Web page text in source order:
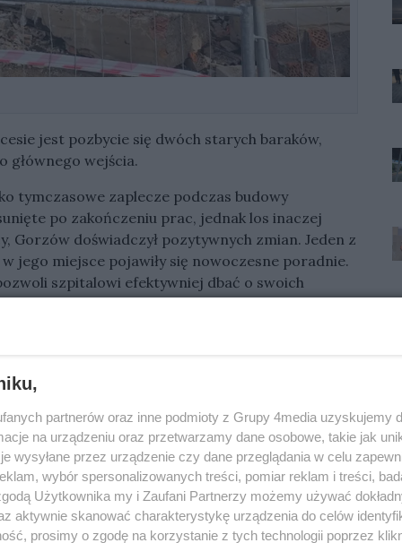
jest pozbycie się dwóch starych baraków,
głównego wejścia.
tymczasowe zaplecze podczas budowy
po zakończeniu prac, jednak los inaczej
Gorzów doświadczył pozytywnych zmian. Jeden z
jego miejsce pojawiły się nowoczesne poradnie.
szpitalowi efektywniej dbać o swoich
usług. Niebawem zniknie drugi z baraków, a
mieszkańców i odwiedzających pacjentów.
patriotyzmu
Barak, który był zapleczem budowy
głównego budynku trwał, niczym
do historii. Postanowiliśmy nie zabudowywać tego
osób odwiedzających i mieszkańców.
do gustu i je polubicie– poinformowałRobert
za pośrednictwem mediów społecznościowych.
partnerów oraz inne podmioty z Grupy 4media uzyskujemy
na urządzeniu oraz przetwarzamy dane osobowe, takie jak
wysyłane przez urządzenie czy dane przeglądania w celu
wybór spersonalizowanych treści, pomiar reklam i treści,
Użytkownika my i Zaufani Partnerzy możemy używać
aktywnie skanować charakterystykę urządzenia do celów
prosimy o zgodę na korzystanie z tych technologii poprzez